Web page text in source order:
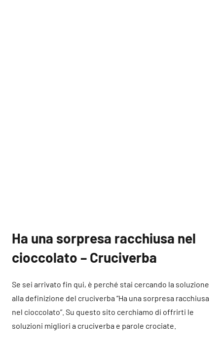
Ha una sorpresa racchiusa nel
cioccolato – Cruciverba
Se sei arrivato fin qui, è perché stai cercando la soluzione
alla definizione del cruciverba “Ha una sorpresa racchiusa
nel cioccolato”. Su questo sito cerchiamo di offrirti le
soluzioni migliori a cruciverba e parole crociate.